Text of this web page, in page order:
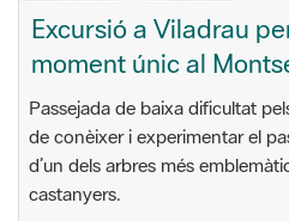
Excursió a Viladrau
moment únic al
Passejada de baixa dificultat
de conèixer i experimentar el
d’un dels arbres més
castanyers.